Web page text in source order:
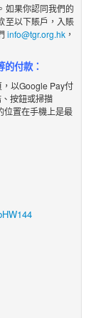
如果你認同我們的
至以下賬戶，入賬
info@tgr.org.hk，
付款：
以Google Pay付
、 按鈕或掃描
位置在手機上是最